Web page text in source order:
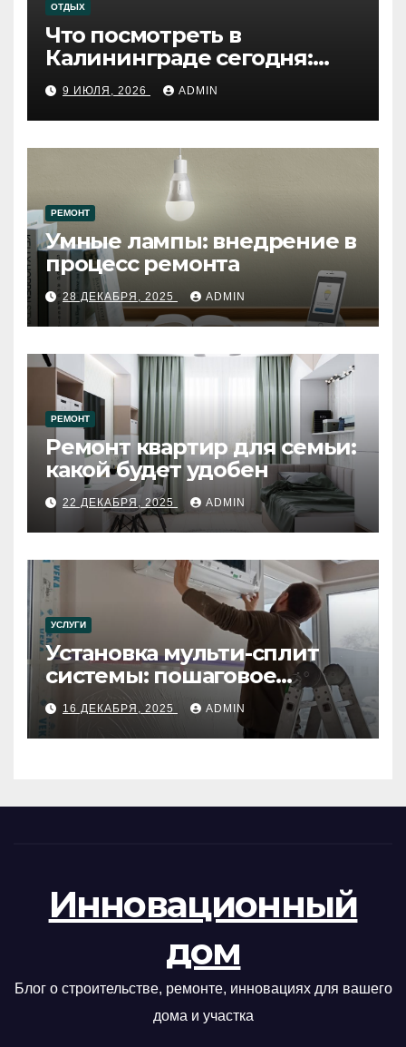
ОТДЫХ
Что посмотреть в
Калининграде сегодня:
путеводитель по самому
западному городу России
9 ИЮЛЯ, 2026 ADMIN
РЕМОНТ
Умные лампы: внедрение в
процесс ремонта
28 ДЕКАБРЯ, 2025 ADMIN
РЕМОНТ
Ремонт квартир для семьи:
какой будет удобен
22 ДЕКАБРЯ, 2025 ADMIN
УСЛУГИ
Установка мульти-сплит
системы: пошаговое
руководство
16 ДЕКАБРЯ, 2025 ADMIN
Инновационный
дом
Блог о строительстве, ремонте, инновациях для вашего
дома и участка